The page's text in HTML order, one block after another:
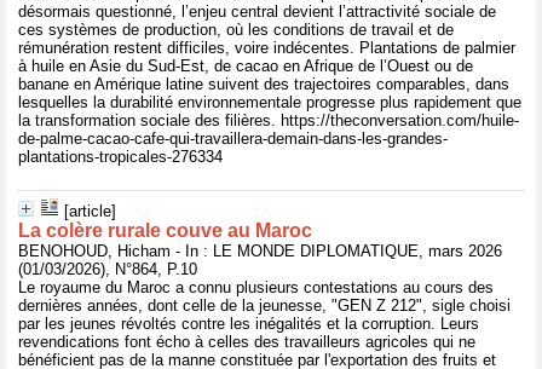
désormais questionné, l’enjeu central devient l’attractivité sociale de
ces systèmes de production, où les conditions de travail et de
rémunération restent difficiles, voire indécentes. Plantations de palmier
à huile en Asie du Sud-Est, de cacao en Afrique de l’Ouest ou de
banane en Amérique latine suivent des trajectoires comparables, dans
lesquelles la durabilité environnementale progresse plus rapidement que
la transformation sociale des filières. https://theconversation.com/huile-
de-palme-cacao-cafe-qui-travaillera-demain-dans-les-grandes-
plantations-tropicales-276334
[article]
La colère rurale couve au Maroc
BENOHOUD, Hicham - In : LE MONDE DIPLOMATIQUE, mars 2026
(01/03/2026), N°864, P.10
Le royaume du Maroc a connu plusieurs contestations au cours des
dernières années, dont celle de la jeunesse, "GEN Z 212", sigle choisi
par les jeunes révoltés contre les inégalités et la corruption. Leurs
revendications font écho à celles des travailleurs agricoles qui ne
bénéficient pas de la manne constituée par l'exportation des fruits et